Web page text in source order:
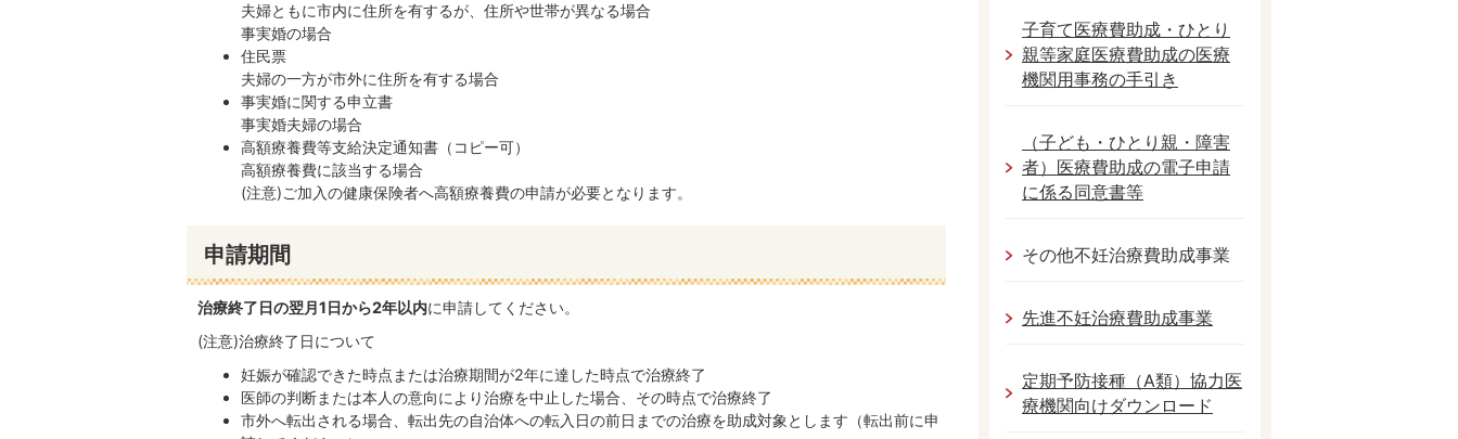
夫婦ともに市内に住所を有するが、住所や世帯が異なる場合
事実婚の場合
住民票
夫婦の一方が市外に住所を有する場合
事実婚に関する申⽴書
事実婚夫婦の場合
高額療養費等支給決定通知書（コピー可）
高額療養費に該当する場合
(注意)ご加入の健康保険者へ高額療養費の申請が必要となります。
申請期間
治療終了日の翌月1日から2年以内に申請してください。
(注意)治療終了日について
妊娠が確認できた時点または治療期間が2年に達した時点で治療終了
医師の判断または本人の意向により治療を中止した場合、その時点で治療終了
市外へ転出される場合、転出先の自治体への転入日の前日までの治療を助成対象とします（転出前に申
子育て医療費助成・ひとり
親等家庭医療費助成の医療
機関用事務の手引き
（子ども・ひとり親・障害
者）医療費助成の電子申請
に係る同意書等
その他不妊治療費助成事業
先進不妊治療費助成事業
定期予防接種（A類）協力医
療機関向けダウンロード